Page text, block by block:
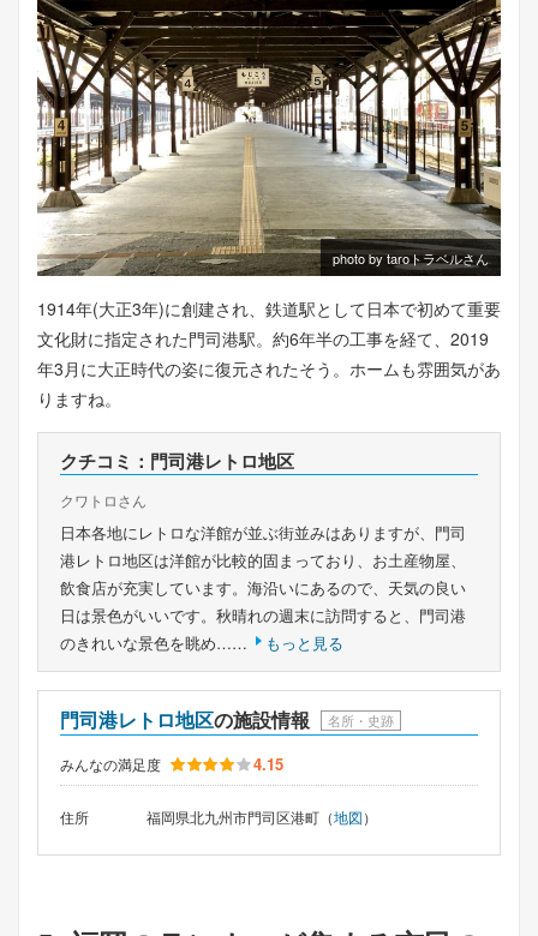
photo by taroトラベルさん
1914年(大正3年)に創建され、鉄道駅として日本で初めて重要
文化財に指定された門司港駅。約6年半の工事を経て、2019
年3月に大正時代の姿に復元されたそう。ホームも雰囲気があ
りますね。
クチコミ：門司港レトロ地区
クワトロさん
日本各地にレトロな洋館が並ぶ街並みはありますが、門司
港レトロ地区は洋館が比較的固まっており、お土産物屋、
飲食店が充実しています。海沿いにあるので、天気の良い
日は景色がいいです。秋晴れの週末に訪問すると、門司港
のきれいな景色を眺め……
もっと見る
門司港レトロ地区の施設情報 名所・史跡
みんなの満足度 4.15
住所 福岡県北九州市門司区港町（地図）